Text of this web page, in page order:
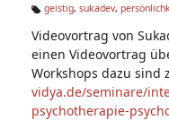
g
s:
geistig, sukadev,
Videovortrag von
einen Videovortrag
Workshops dazu sind
vidya.de/seminare/
psychotherapie-